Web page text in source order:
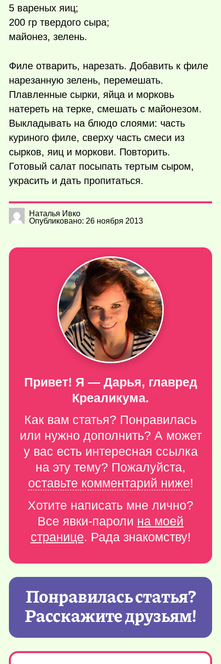
5 вареных яиц;
200 гр твердого сыра;
майонез, зелень.
Филе отварить, нарезать. Добавить к филе
нарезанную зелень, перемешать.
Плавленные сырки, яйца и морковь
натереть на терке, смешать с майонезом.
Выкладывать на блюдо слоями: часть
куриного филе, сверху часть смеси из
сырков, яиц и моркови. Повторить.
Готовый салат посыпать тертым сыром,
украсить и дать пропитаться.
Наталья Ивко
Опубликовано: 26 ноября 2013
Привет! Я — Дарья, главред
Креаликума.
Как вам статья? Понравилась
или нужно дополнить? А может
у вас есть интересная ссылка
на эту тему? Пожалуйста,
оставьте комментарий ниже!
Хотите написать мне лично?
Все явки-пароли на моей
странице. Рада знакомству!
Понравилась статья?
Расскажите друзьям!